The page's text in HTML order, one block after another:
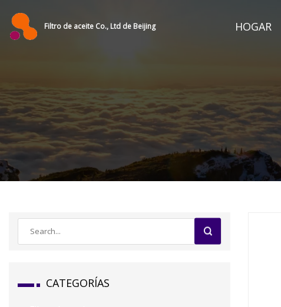
Filtro de aceite Co., Ltd de Beijing HOGAR
CATEGORÍAS